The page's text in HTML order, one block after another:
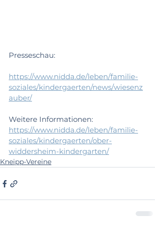
Presseschau:
https://www.nidda.de/leben/familie-
soziales/kindergaerten/news/wiesenz
auber/
Weitere Informationen:
https://www.nidda.de/leben/familie-
soziales/kindergaerten/ober-
widdersheim-kindergarten/
Kneipp-Vereine